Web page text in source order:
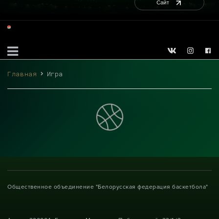
Сайт
Главная Игра
Общественное объединение "Белорусская федерация баскетбола"